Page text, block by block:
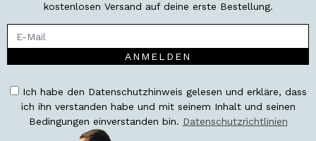
kostenlosen Versand auf deine erste Bestellung.
ANMELDEN
Ich habe den Datenschutzhinweis gelesen und erkläre, dass
ich ihn verstanden habe und mit seinem Inhalt und seinen
Bedingungen einverstanden bin. Datenschutzrichtlinien